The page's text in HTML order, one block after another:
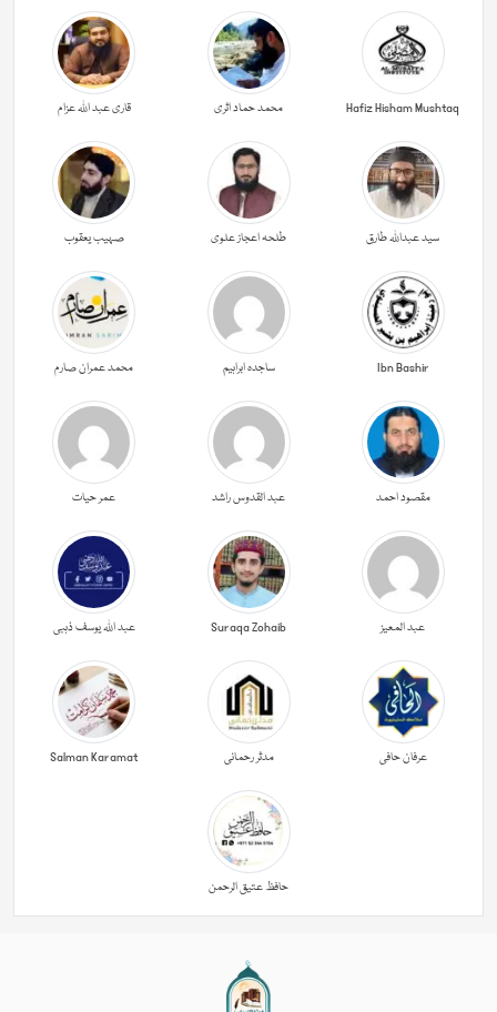
Hafiz Hisham Mushtaq محمد حماد اثری قاری عبد اللہ عزام
سید عبداللہ طارق طلحہ اعجاز علوی صہیب یعقوب
Ibn Bashir ساجدہ ابراہیم محمد عمران صارم
مقصود احمد عبد القدوس راشد عمر حیات
عبد المعیز Suraqa Zohaib عبد اللہ یوسف ذہبی
عرفان حافی مدثر رحمانی Salman Karamat
حافظ عتیق الرحمن